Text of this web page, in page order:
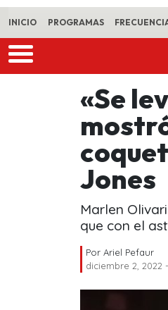
INICIO PROGRAMAS
«Se
Jones
Marlen
que con el
Por Ariel Pefaur
diciembre 2, 2022